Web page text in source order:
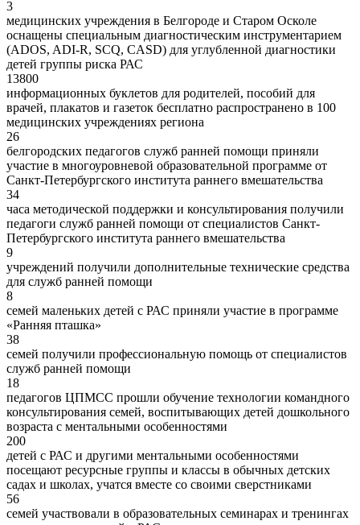
3
медицинских учреждения в Белгороде и Старом Осколе
оснащены специальным диагностическим инструментарием
(ADOS, ADI-R, SCQ, CASD) для углубленной диагностики
детей группы риска РАС
13800
информационных буклетов для родителей, пособий для
врачей, плакатов и газеток бесплатно распространено в 100
медицинских учреждениях региона
26
белгородских педагогов служб ранней помощи приняли
участие в многоуровневой образовательной программе от
Санкт-Петербургского института раннего вмешательства
34
часа методической поддержки и консультирования получили
педагоги служб ранней помощи от специалистов Санкт-
Петербургского института раннего вмешательства
9
учреждений получили дополнительные технические средства
для служб ранней помощи
8
семей маленьких детей с РАС приняли участие в программе
«Ранняя пташка»
38
семей получили профессиональную помощь от специалистов
служб ранней помощи
18
педагогов ЦПМСС прошли обучение технологии командного
консультирования семей, воспитывающих детей дошкольного
возраста с ментальными особенностями
200
детей с РАС и другими ментальными особенностями
посещают ресурсные группы и классы в обычных детских
садах и школах, учатся вместе со своими сверстниками
56
семей участвовали в образовательных семинарах и тренингах